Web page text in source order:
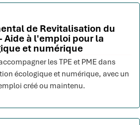
de Revitalisation du
Aide à l'emploi pour la
et numérique
les TPE et PME dans
écologique et numérique, avec un
créé ou maintenu.